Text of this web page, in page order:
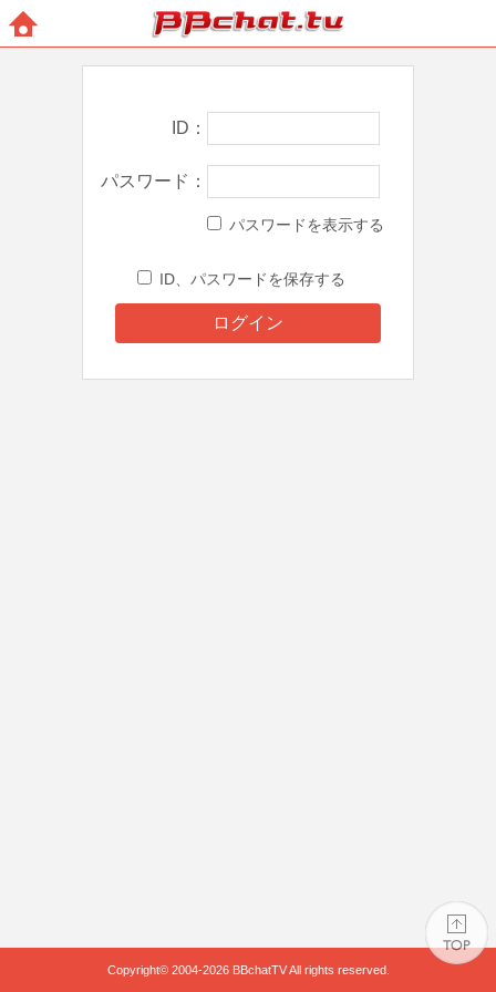
BBchatTV
ID
パスワード
パスワードを表示する
ID、パスワードを保存する
Copyright© 2004-2026 BBchatTVAll rights reserved.